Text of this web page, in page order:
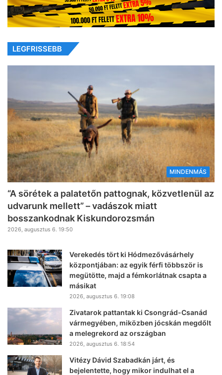
LEGFRISSEBB
MINDENMÁS
“A sörétek a palatetőn pattognak, közvetlenül az
udvarunk mellett” – vadászok miatt
bosszankodnak Kiskundorozsmán
2026, augusztus 6. 19:50
Verekedés tört ki Hódmezővásárhely
központjában: az egyik férfi többször is
megütötte, majd a fémkorlátnak csapta a
másikat
2026, augusztus 6. 19:08
Zivatarok pattantak ki Csongrád-Csanád
vármegyében, miközben jócskán megdőlt
a melegrekord az országban
2026, augusztus 6. 18:54
Vitézy Dávid Szabadkán járt, és
bejelentette, hogy mikor indulhat el a